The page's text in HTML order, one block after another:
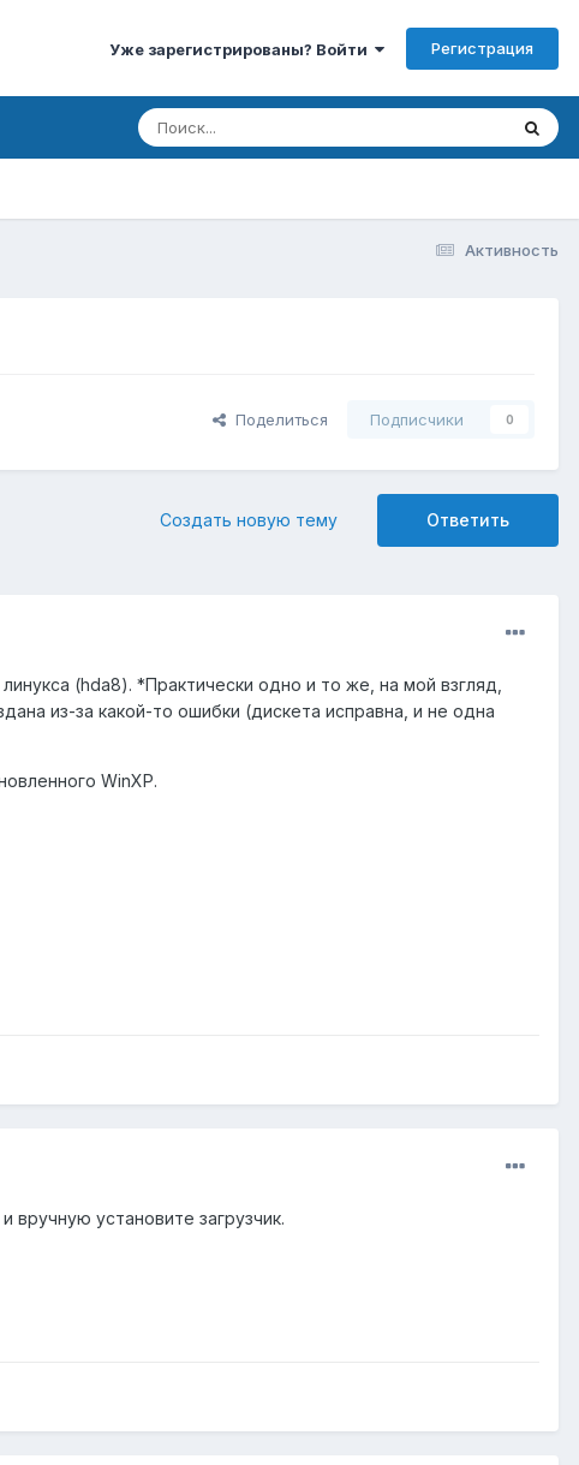
Уже зарегистрированы? Войти Регистрация
Активность
Поделиться Подписчики 0
Ответить
Создать новую тему
(hda8). *Практически одно и то же, на мой взгляд,
из-за какой-то ошибки (дискета исправна, и не одна
WinXP.
вручную установите загрузчик.